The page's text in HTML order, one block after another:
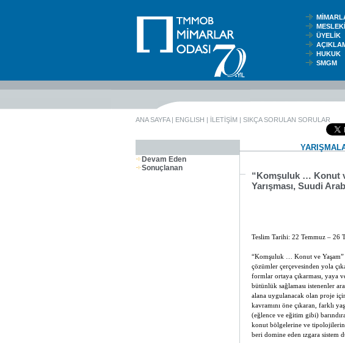
ÜYELİK
HUKUK
SMGM
ANA SAYFA| ENGLISH | İLETİŞİM | SIKÇA SORULAN SORULAR
Devam Eden
Sonuçlanan
“Komşuluk … Konut
Yarışması, Suudi
Teslim Tarihi: 22 Temmuz – 26
“Komşuluk … Konut ve Yaşam”
çözümler çerçevesinden yola
formlar ortaya çıkarması, yaya
bütünlük sağlaması istenenler
alana uygulanacak olan proje
kavramını öne çıkaran, farklı
(eğlence ve eğitim gibi)
konut bölgelerine ve
beri domine eden ızgara sistem